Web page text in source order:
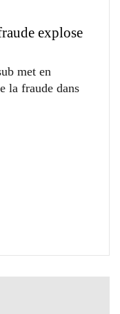
explose
met en
la fraude dans